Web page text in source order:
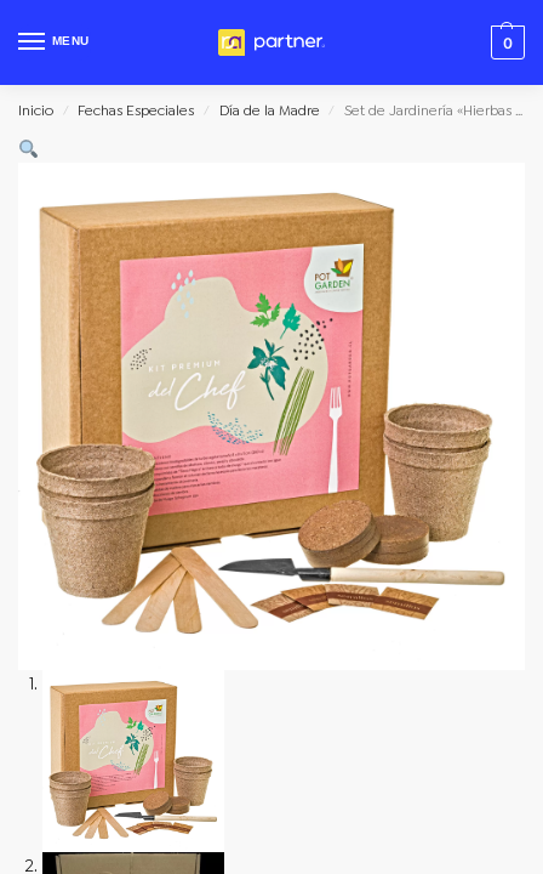
MENU 0
Inicio / Fechas Especiales / Día de la Madre / Set de Jardinería «Hierbas del Chef»